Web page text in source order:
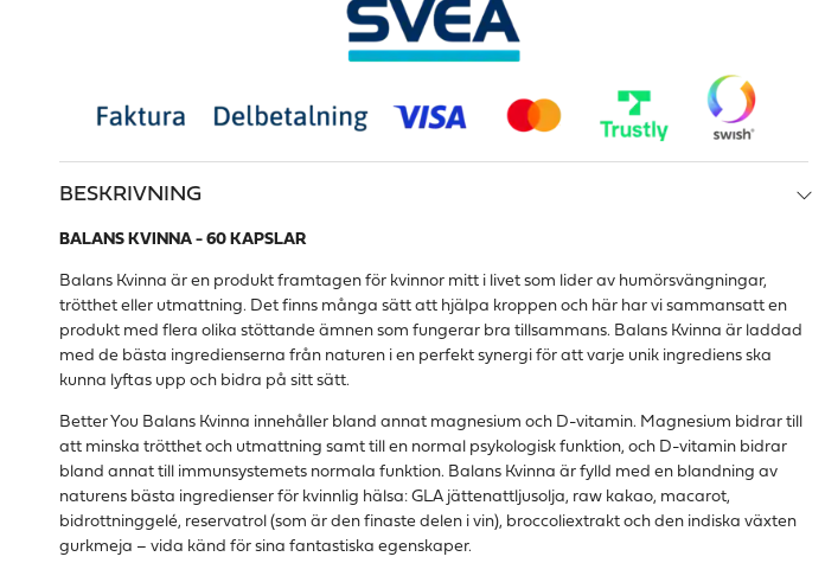
BESKRIVNING
BALANS KVINNA - 60 KAPSLAR
Balans Kvinna är en produkt framtagen för kvinnor mitt i livet som lider av humörsvängningar,
trötthet eller utmattning. Det finns många sätt att hjälpa kroppen och här har vi sammansatt en
produkt med flera olika stöttande ämnen som fungerar bra tillsammans. Balans Kvinna är laddad
med de bästa ingredienserna från naturen i en perfekt synergi för att varje unik ingrediens ska
kunna lyftas upp och bidra på sitt sätt.
Better You Balans Kvinna innehåller bland annat magnesium och D-vitamin. Magnesium bidrar till
att minska trötthet och utmattning samt till en normal psykologisk funktion, och D-vitamin bidrar
bland annat till immunsystemets normala funktion. Balans Kvinna är fylld med en blandning av
naturens bästa ingredienser för kvinnlig hälsa: GLA jättenattljusolja, raw kakao, macarot,
bidrottninggelé, reservatrol (som är den finaste delen i vin), broccoliextrakt och den indiska växten
gurkmeja – vida känd för sina fantastiska egenskaper.